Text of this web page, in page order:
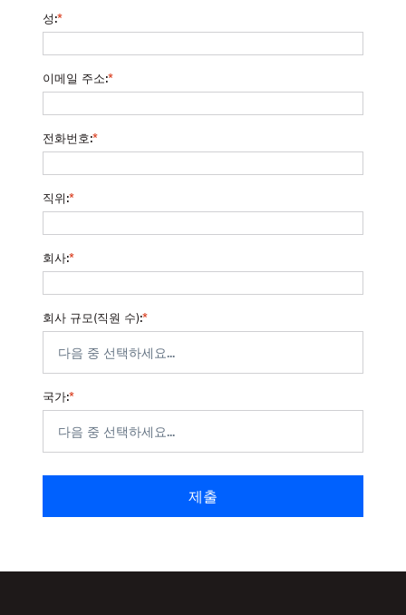
*
성:
*
이메일 주소:
*
전화번호:
*
직위:
*
회사:
*
회사 규모(직원 수):
*
국가:
제출